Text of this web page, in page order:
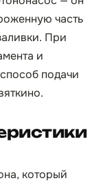
часть
При
и
подачи
который